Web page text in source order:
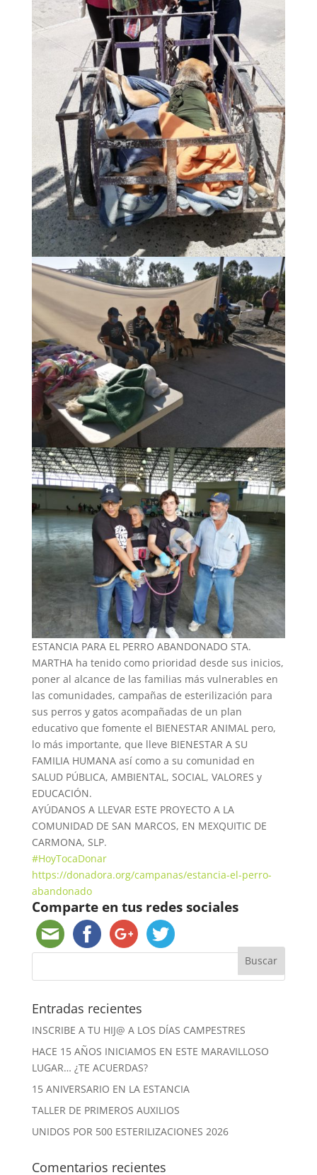
ESTANCIA PARA EL PERRO ABANDONADO STA.
MARTHA ha tenido como prioridad desde sus inicios,
poner al alcance de las familias más vulnerables en
las comunidades, campañas de esterilización para
sus perros y gatos acompañadas de un plan
educativo que fomente el BIENESTAR ANIMAL pero,
lo más importante, que lleve BIENESTAR A SU
FAMILIA HUMANA así como a su comunidad en
SALUD PÚBLICA, AMBIENTAL, SOCIAL, VALORES y
EDUCACIÓN.
AYÚDANOS A LLEVAR ESTE PROYECTO A LA
COMUNIDAD DE SAN MARCOS, EN MEXQUITIC DE
CARMONA, SLP.
#HoyTocaDonar
https://donadora.org/campanas/estancia-el-perro-
abandonado
Comparte en tus redes sociales
Entradas recientes
INSCRIBE A TU HIJ@ A LOS DÍAS CAMPESTRES
HACE 15 AÑOS INICIAMOS EN ESTE MARAVILLOSO
LUGAR… ¿TE ACUERDAS?
15 ANIVERSARIO EN LA ESTANCIA
TALLER DE PRIMEROS AUXILIOS
UNIDOS POR 500 ESTERILIZACIONES 2026
Comentarios recientes